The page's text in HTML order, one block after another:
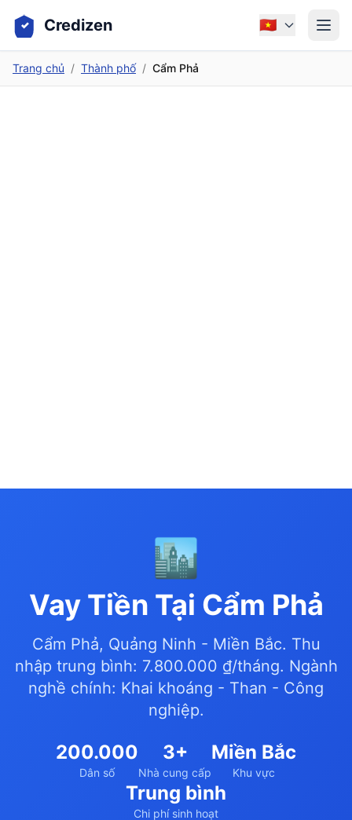
Credizen 🇻🇳
Trang chủ / Thành phố / Cẩm Phả
🏙️
Vay Tiền Tại Cẩm Phả
Cẩm Phả, Quảng Ninh - Miền Bắc. Thu
nhập trung bình: 7.800.000 ₫/tháng. Ngành
nghề chính: Khai khoáng - Than - Công
nghiệp.
200.000
Dân số
3+
Nhà cung cấp
Miền Bắc
Khu vực
Trung bình
Chi phí sinh hoạt